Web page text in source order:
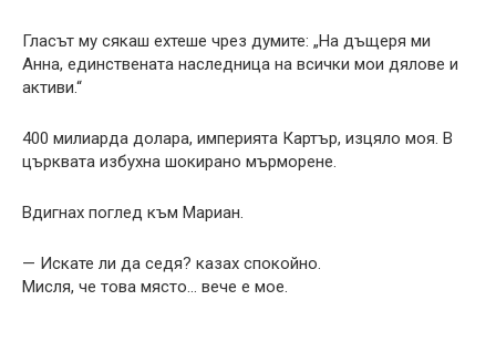
Гласът му сякаш ехтеше чрез думите: „На дъщеря ми
Анна, единствената наследница на всички мои дялове и
активи.“
400 милиарда долара, империята Картър, изцяло моя. В
църквата избухна шокирано мърморене.
Вдигнах поглед към Мариан.
— Искате ли да седя? казах спокойно.
Мисля, че това място… вече е мое.